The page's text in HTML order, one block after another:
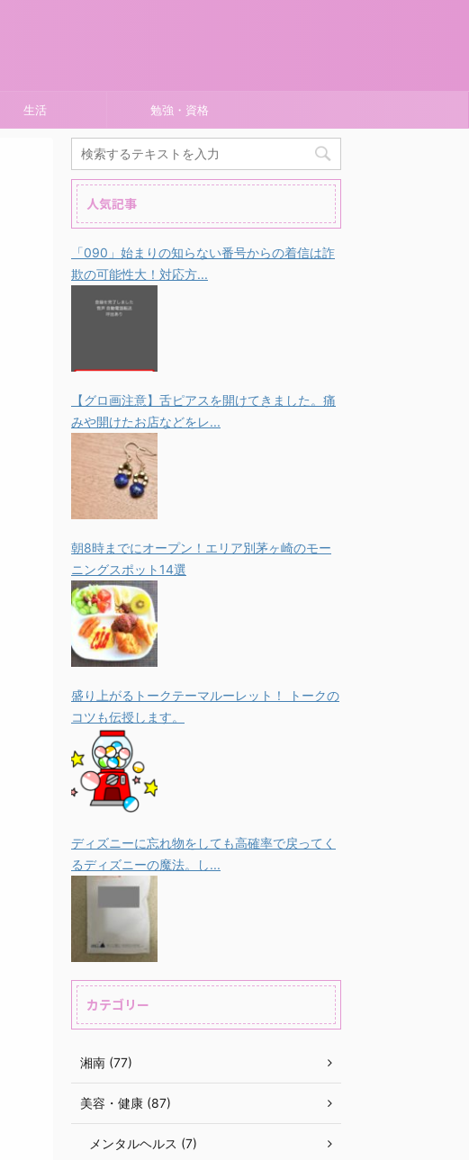
生活 勉強・資格
人気記事
「090」始まりの知らない番号からの着信は詐
欺の可能性大！対応方...
【グロ画注意】舌ピアスを開けてきました。痛
みや開けたお店などをレ...
朝8時までにオープン！エリア別茅ヶ崎のモー
ニングスポット14選
盛り上がるトークテーマルーレット！ トークの
コツも伝授します。
ディズニーに忘れ物をしても高確率で戻ってく
るディズニーの魔法。し...
カテゴリー
湘南 (77)
美容・健康 (87)
メンタルヘルス (7)